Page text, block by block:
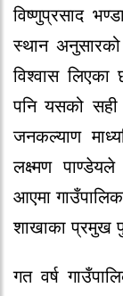
विष्णुप्रसाद
स्थान अनुसारको
विश्वास लिएका
पनि यसको
जनकल्याण
लक्ष्मण
आएमा
शाखाका प्रमुख
गत वर्ष